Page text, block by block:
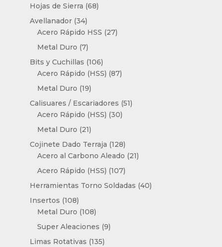
Hojas de Sierra 6868
Avellanador 3434
productos
Acero Rápido HSS 2727
Metal Duro 77
productos
Bits y Cuchillas 106106
productos
Acero Rápido (HSS) 8787
Metal Duro 1919
productos
Calisuares / Escariadores 5151
Acero Rápido (HSS) 3030
Metal Duro 2121
productos
Cojinete Dado Terraja 128128
productos
Acero al Carbono Aleado 2121
Acero Rápido (HSS) 107107
productos
Herramientas Torno Soldadas 4040
Insertos 108108
productos
Metal Duro 108108
productos
Super Aleaciones 99
Limas Rotativas 135135